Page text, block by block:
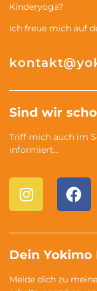
Kinderyoga?
Ich freue mich auf
Sind wir
Triff mich auch im
informiert…
Dein
Melde dich zu